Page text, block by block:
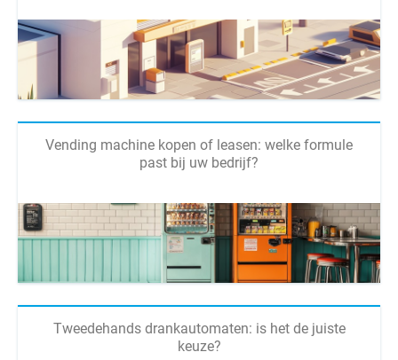
Vending machine kopen of leasen: welke formule
past bij uw bedrijf?
Tweedehands drankautomaten: is het de juiste
keuze?